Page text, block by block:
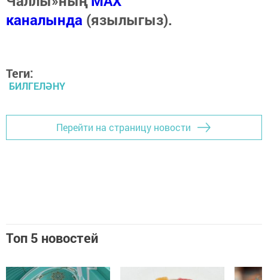
каналында (язылыгыз).
Теги:
БИЛГЕЛӘНҮ
Перейти на страницу новости
Топ 5 новостей